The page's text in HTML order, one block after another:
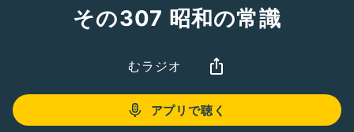
その307 昭和の常識
むラジオ
アプリで聴く